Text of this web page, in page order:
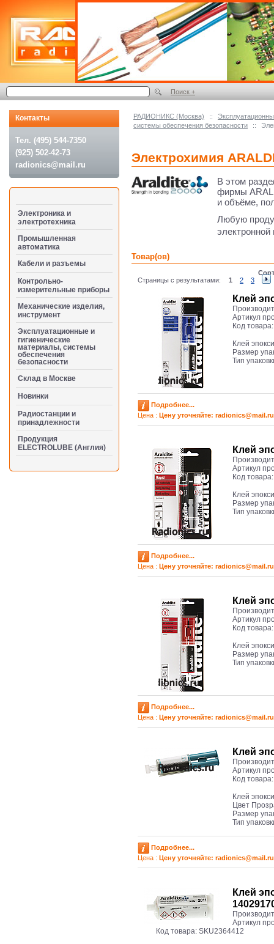
РАДИОНИКС (Москва) ::
системы обеспечения безопасности
::
Электрохимия
В этом
фирмы
и объёме,
Любую
электронной
Товар(ов)
Страницы с результатами:
1 2 3
Клей
Артикул
Код
Клей
Размер
Тип
Подробнее...
Цена : Цену уточняйте: radioniсs@mail.ru
Клей
Артикул
Код
Клей
Размер
Тип
Подробнее...
Цена : Цену уточняйте: radioniсs@mail.ru
Клей
Артикул
Код
Клей
Размер
Тип
Подробнее...
Цена : Цену уточняйте: radioniсs@mail.ru
Клей
Артикул
Код
Клей
Цвет
Размер
Тип
Подробнее...
Цена : Цену уточняйте: radioniсs@mail.ru
Клей
Артикул
Код товара: SKU2364412
Контакты
Тел. (495) 544-7350
(925) 502-42-73
radionics@mail.ru
Электроника и
электротехника
Промышленная
автоматика
Кабели и разъемы
Контрольно-
измерительные приборы
Механические изделия,
инструмент
Эксплуатационные и
гигиенические
материалы, системы
обеспечения
безопасности
Cклад в Москве
Новинки
Радиостанции и
принадлежности
Продукция
ELECTROLUBE (Англия)
Поиск +